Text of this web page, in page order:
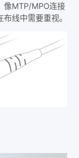
像MTP/MPO连接
线中需要重视。